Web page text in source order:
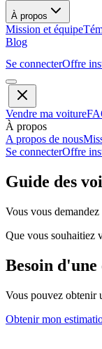
À propos
Mission et équipe
Blog
Se connecterOffre
Vendre ma voiture
À propos
A propos de nous
Se connecterOffre
Guide des
Vous vous
Que vous souhaitiez
Besoin d'une
Vous pouvez obtenir
Obtenir mon